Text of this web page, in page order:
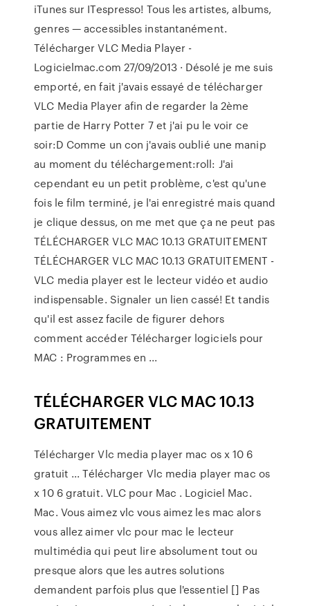
iTunes sur ITespresso! Tous les artistes, albums,
genres — accessibles instantanément.
Télécharger VLC Media Player -
Logicielmac.com 27/09/2013 · Désolé je me suis
emporté, en fait j'avais essayé de télécharger
VLC Media Player afin de regarder la 2ème
partie de Harry Potter 7 et j'ai pu le voir ce
soir:D Comme un con j'avais oublié une manip
au moment du téléchargement:roll: J'ai
cependant eu un petit problème, c'est qu'une
fois le film terminé, je l'ai enregistré mais quand
je clique dessus, on me met que ça ne peut pas
TÉLÉCHARGER VLC MAC 10.13 GRATUITEMENT
TÉLÉCHARGER VLC MAC 10.13 GRATUITEMENT -
VLC media player est le lecteur vidéo et audio
indispensable. Signaler un lien cassé! Et tandis
qu'il est assez facile de figurer dehors
comment accéder Télécharger logiciels pour
MAC : Programmes en ...
TÉLÉCHARGER VLC MAC 10.13
GRATUITEMENT
Télécharger Vlc media player mac os x 10 6
gratuit ... Télécharger Vlc media player mac os
x 10 6 gratuit. VLC pour Mac . Logiciel Mac.
Mac. Vous aimez vlc vous aimez les mac alors
vous allez aimer vlc pour mac le lecteur
multimédia qui peut lire absolument tout ou
presque alors que les autres solutions
demandent parfois plus que l'essentiel [] Pas